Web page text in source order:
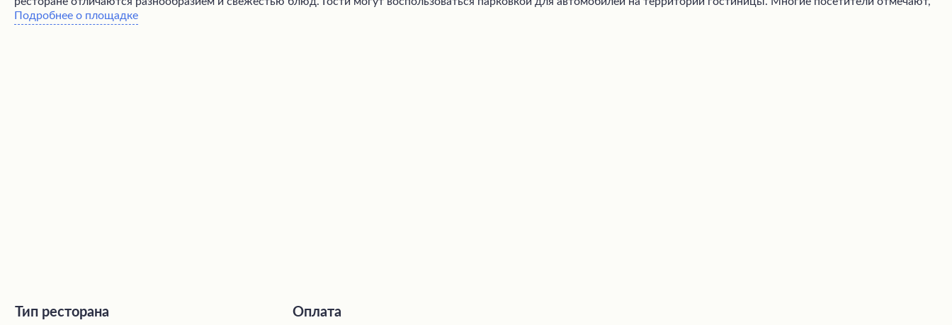
что хочется возвращаться в этот отель снова и снова, благодаря чистоте, уюту и приятному общению с персоналом.
Подробнее о площадке
Тип ресторана Оплата